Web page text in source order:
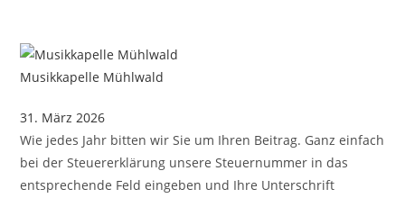
Musikkapelle Mühlwald
31. März 2026
Wie jedes Jahr bitten wir Sie um Ihren Beitrag. Ganz einfach
bei der Steuererklärung unsere Steuernummer in das
entsprechende Feld eingeben und Ihre Unterschrift